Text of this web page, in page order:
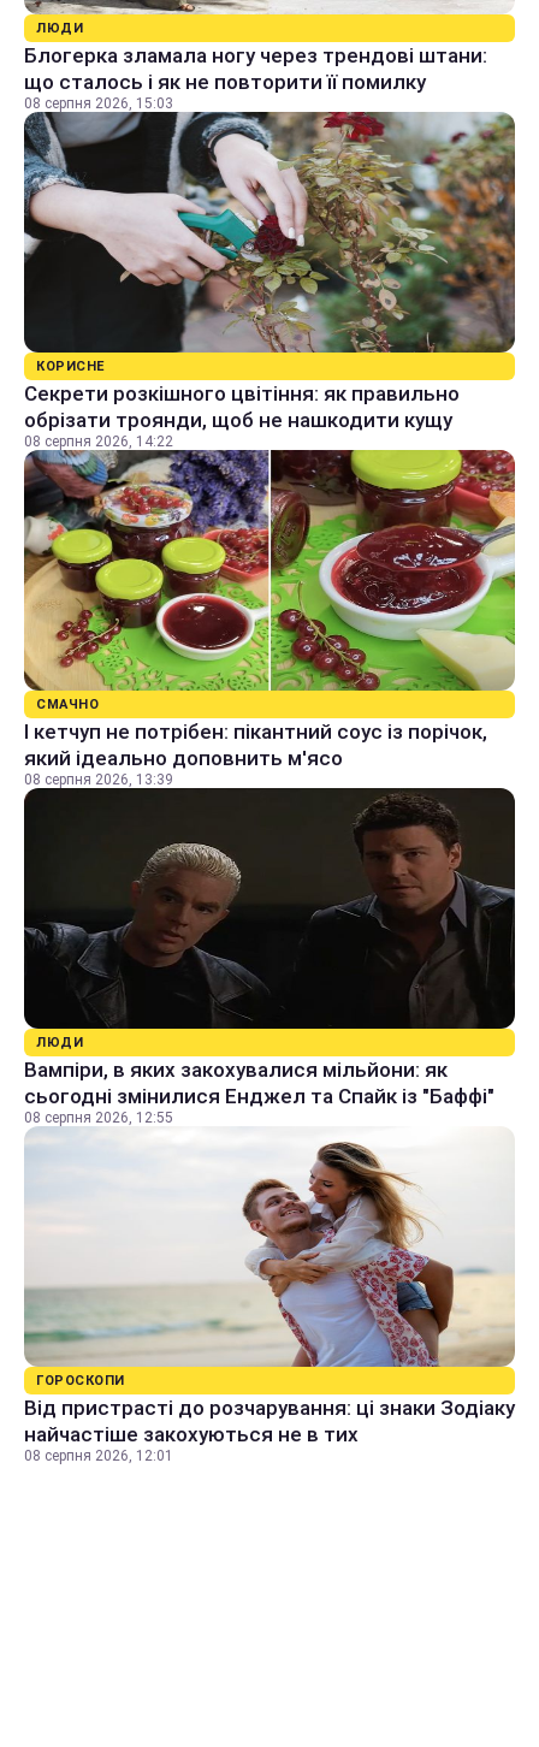
ЛЮДИ
Блогерка зламала ногу через трендові штани:
що сталось і як не повторити її помилку
08 серпня 2026, 15:03
КОРИСНЕ
Секрети розкішного цвітіння: як правильно
обрізати троянди, щоб не нашкодити кущу
08 серпня 2026, 14:22
СМАЧНО
І кетчуп не потрібен: пікантний соус із порічок,
який ідеально доповнить м'ясо
08 серпня 2026, 13:39
ЛЮДИ
Вампіри, в яких закохувалися мільйони: як
сьогодні змінилися Енджел та Спайк із "Баффі"
08 серпня 2026, 12:55
ГОРОСКОПИ
Від пристрасті до розчарування: ці знаки Зодіаку
найчастіше закохуються не в тих
08 серпня 2026, 12:01